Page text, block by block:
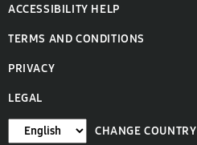
ACCESSIBILITY HELP
TERMS AND CONDITIONS
PRIVACY
LEGAL
CHANGE COUNTRY